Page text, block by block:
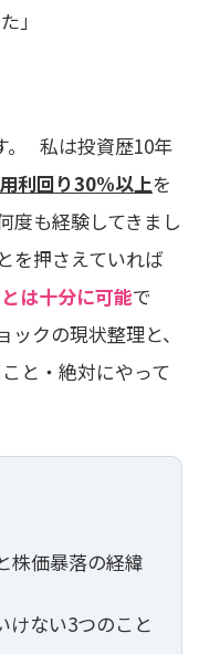
」
。 私は投資歴10年
利回り30%以上を
度も経験してきまし
を押さえていれば
は十分に可能で
クの現状整理と、
と・絶対にやって
株価暴落の経緯
けない3つのこと